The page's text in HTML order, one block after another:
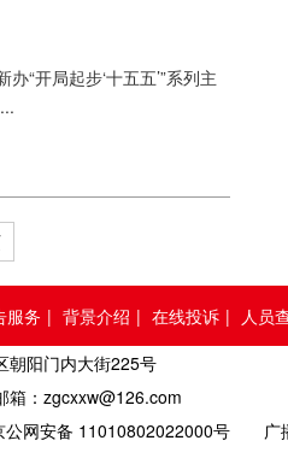
“开局起步‘十五五’”系列主
服务 | 背景介绍 | 在线投诉 | 人员
朝阳门内大街225号
：zgcxxw@126.com
公网安备 11010802022000号 广